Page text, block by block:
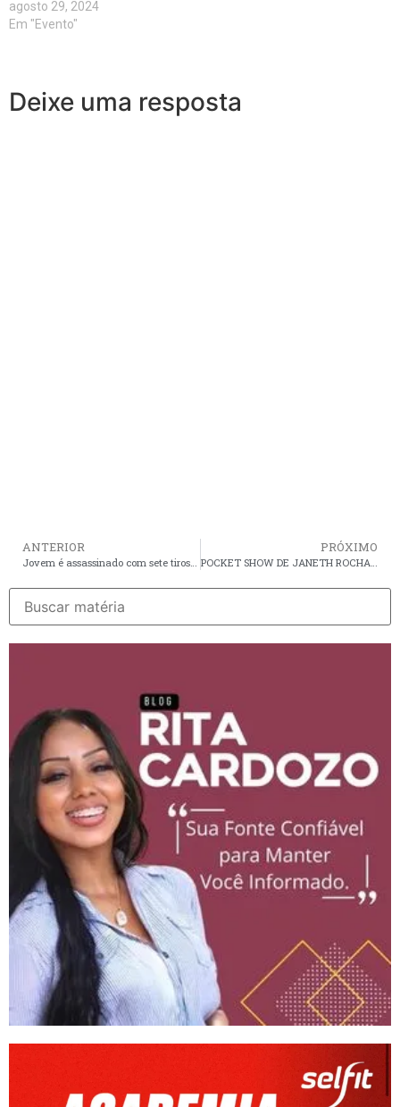
agosto 29, 2024
Em "Evento"
Deixe uma resposta
ANTERIOR
Jovem é assassinado com sete tiros na Avenida Litorânea em São Luís; mulher que estava com ele fugiu com os assassinos
PRÓXIMO
POCKET SHOW DE JANETH ROCHA NESSA SEXTA NA VILLA DO VINHO BIST